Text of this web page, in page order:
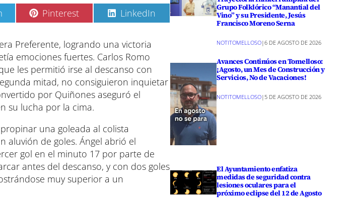
C
o
p
a
r
t
i
r
e
n
Pinterest C
o
p
a
r
t
i
r
e
LinkedIn
Preferente, logrando una victoria
emociones fuertes. Carlos Romo
les permitió irse al descanso con
mitad, no consiguieron inquietar
por Quiñones aseguró el
su lucha por la cima.
una goleada al colista
aluvión de goles. Ángel abrió el
gol en el minuto 17 por parte de
antes del descanso, y con dos goles
muy superior a un
Grupo Folklórico “Manantial del
Vino” y su Presidente, Jesús
Francisco Moreno Serna
NOTITOMELLOSO|6 DE AGOSTO DE 2026
Avances Continúos en Tomelloso:
¡Agosto, un Mes de Construcción y
Servicios, No de Vacaciones!
NOTITOMELLOSO|5 DE AGOSTO DE 2026
El Ayuntamiento enfatiza
medidas de seguridad contra
lesiones oculares para el
próximo eclipse del 12 de Agosto